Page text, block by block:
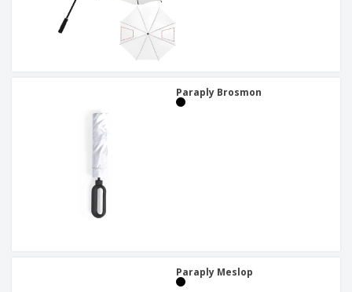
Paraply Brosmon
Paraply Meslop